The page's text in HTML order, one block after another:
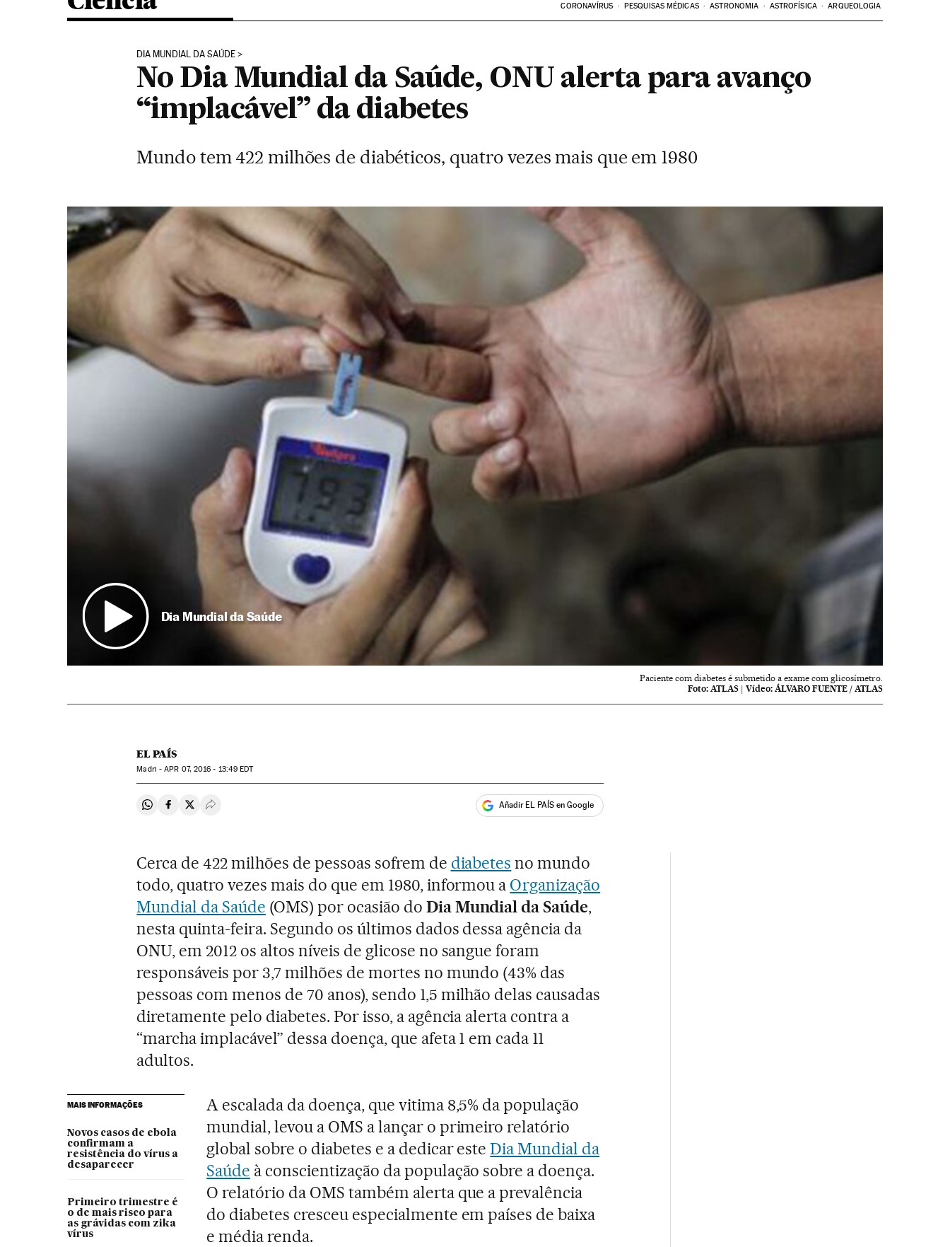
CORONAVÍRUS PESQUISAS MÉDICAS ASTRONOMIA ASTROFÍSICA ARQUEOLOGIA
DIA MUNDIAL DA SAÚDE
No Dia Mundial da Saúde, ONU alerta para avanço
“implacável” da diabetes
Mundo tem 422 milhões de diabéticos, quatro vezes mais que em 1980
Dia Mundial da Saúde
Paciente com diabetes é submetido a exame com glicosímetro.
Foto: ATLAS |Vídeo: ÁLVARO FUENTE / ATLAS
EL PAÍS
Madri -APR 07, 2016 - 13:49 EDT
Compartir en Whatsapp
Compartir en Facebook
Compartir en Twitter
Desplegar Redes Sociales Añadir EL PAÍS en Google
Cerca de 422 milhões de pessoas sofrem de diabetes no mundo
todo, quatro vezes mais do que em 1980, informou a Organização
Mundial da Saúde (OMS) por ocasião do Dia Mundial da Saúde,
nesta quinta-feira. Segundo os últimos dados dessa agência da
ONU, em 2012 os altos níveis de glicose no sangue foram
responsáveis por 3,7 milhões de mortes no mundo (43% das
pessoas com menos de 70 anos), sendo 1,5 milhão delas causadas
diretamente pelo diabetes. Por isso, a agência alerta contra a
“marcha implacável” dessa doença, que afeta 1 em cada 11
adultos.
MAIS INFORMAÇÕES
Novos casos de ebola
confirmam a
resistência do vírus a
desaparecer
Primeiro trimestre é
o de mais risco para
as grávidas com zika
vírus
A escalada da doença, que vitima 8,5% da população
mundial, levou a OMS a lançar o primeiro relatório
global sobre o diabetes e a dedicar esteDia Mundial da
Saúde à conscientização da população sobre a doença.
O relatório da OMS também alerta que a prevalência
do diabetes cresceu especialmente em países de baixa
e média renda.